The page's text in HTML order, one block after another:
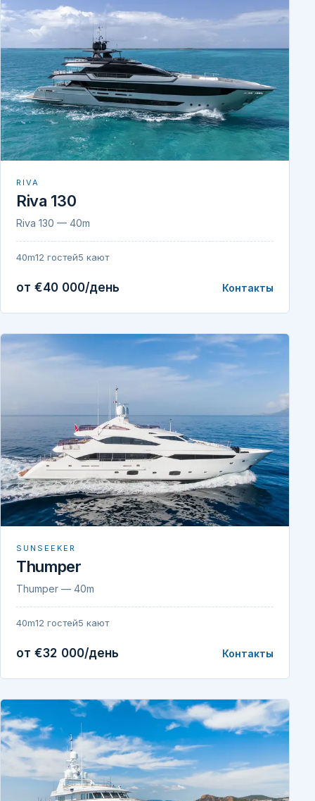
RIVA
Riva 130
Riva 130 — 40m
40m12 гостей5 кают
от €40 000/день Контакты
SUNSEEKER
Thumper
Thumper — 40m
40m12 гостей5 кают
от €32 000/день Контакты